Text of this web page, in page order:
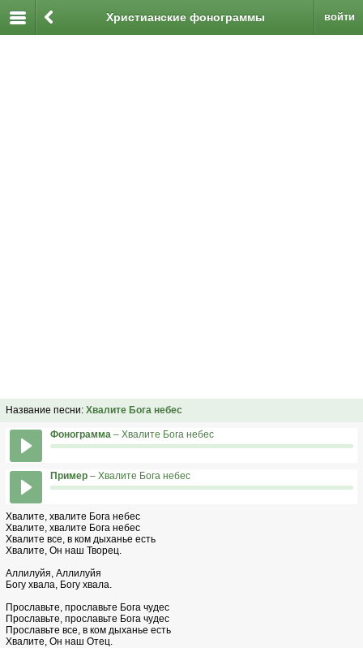
войти
Христианские фонограммы
Название песни: Хвалите Бога небес
Фонограмма – Хвалите Бога небес
Пример – Хвалите Бога небес
Хвалите, хвалите Бога небес
Хвалите, хвалите Бога небес
Хвалите все, в ком дыханье есть
Хвалите, Он наш Творец.
Аллилуйя, Аллилуйя
Богу хвала, Богу хвала.
Прославьте, прославьте Бога чудес
Прославьте, прославьте Бога чудес
Прославьте все, в ком дыханье есть
Хвалите, Он наш Отец.